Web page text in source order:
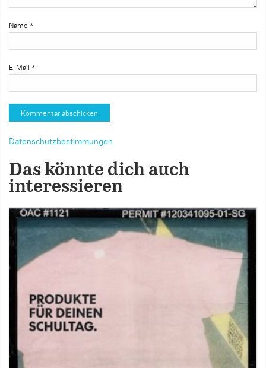
Name *
E-Mail *
Datenschutzbestimmungen
Das könnte dich auch
interessieren